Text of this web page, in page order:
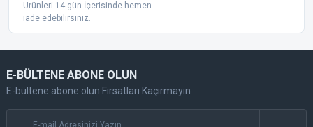
Ürünleri 14 gün İçerisinde hemen
iade edebilirsiniz.
E-BÜLTENE ABONE OLUN
E-bültene abone olun Fırsatları Kaçırmayın